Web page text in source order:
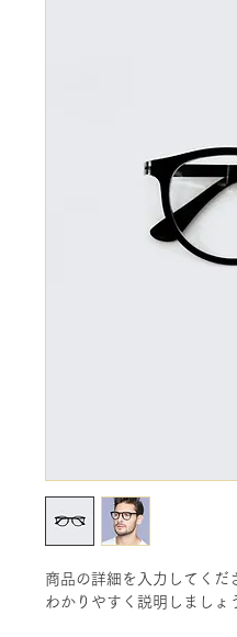
商品の詳細を入力してくだ
わかりやすく説明しましょ